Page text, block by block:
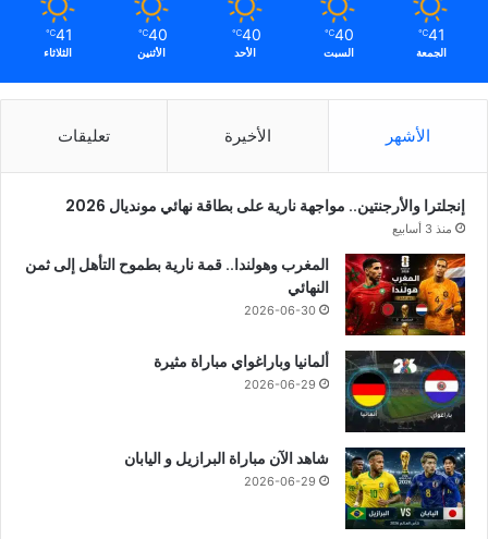
41
℃
الجمعة
40
℃
السبت
40
℃
الأحد
40
℃
الأثنين
41
℃
الثلاثاء
الأشهر الأخيرة تعليقات
إنجلترا والأرجنتين.. مواجهة نارية على بطاقة نهائي مونديال 2026
منذ 3 أسابيع
المغرب وهولندا.. قمة نارية بطموح التأهل إلى ثمن
النهائي
2026-06-30
ألمانيا وباراغواي مباراة مثيرة
2026-06-29
شاهد الآن مباراة البرازيل و اليابان
2026-06-29